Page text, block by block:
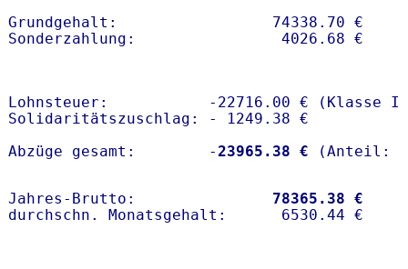
Grundgehalt:                 74338.70 €
Lohnsteuer:           -22716.00 € (Klasse I)
Solidaritätszuschlag: - 1249.38 €
Abzüge gesamt:        -23965.38 €
Jahres-Brutto: 78365.38 €